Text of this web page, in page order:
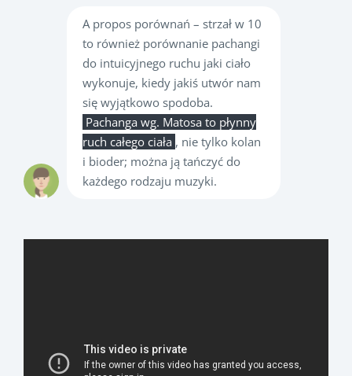
A propos porównań – strzał w 10
to również porównanie pachangi
do intuicyjnego ruchu jaki ciało
wykonuje, kiedy jakiś utwór nam
się wyjątkowo spodoba.
Pachanga wg. Matosa to płynny
ruch całego ciała , nie tylko kolan
i bioder; można ją tańczyć do
każdego rodzaju muzyki.